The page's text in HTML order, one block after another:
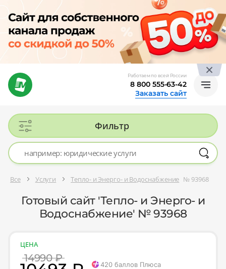
Работаем по всей России
8 800 555-63-42
Заказать сайт
Фильтр
Все Услуги Тепло- и Энерго- и Водоснабжение № 93968
Готовый сайт 'Тепло- и Энерго- и
Водоснабжение' № 93968
ЦЕНА
14990 ₽
420 баллов Плюса